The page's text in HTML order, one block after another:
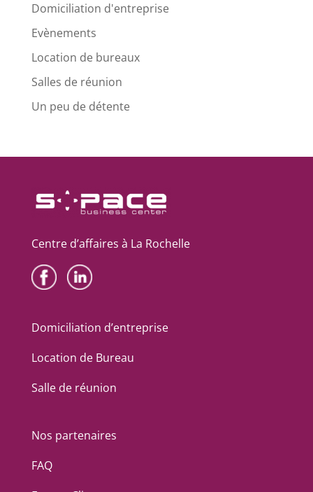
Domiciliation d'entreprise
Evènements
Location de bureaux
Salles de réunion
Un peu de détente
Centre d’affaires à La Rochelle
Domiciliation d’entreprise
Location de Bureau
Salle de réunion
Nos partenaires
FAQ